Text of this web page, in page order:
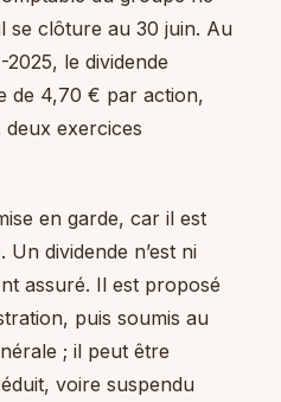
se clôture au 30 juin. Au
le dividende
de 4,70 € par action,
exercices
en garde, car il est
dividende n’est ni
assuré. Il est proposé
puis soumis au
; il peut être
voire suspendu